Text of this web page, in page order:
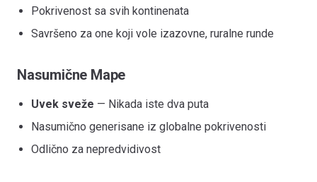
Pokrivenost sa svih kontinenata
Savršeno za one koji vole izazovne, ruralne runde
Nasumične Mape
Uvek sveže — Nikada iste dva puta
Nasumično generisane iz globalne pokrivenosti
Odlično za nepredvidivost